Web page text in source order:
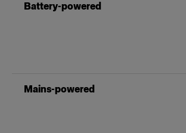
Battery-powered
Mains-powered